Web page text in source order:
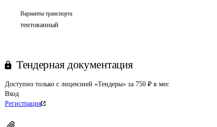
Варианты транспорта
тентованный
Тендерная документация
Доступно только с лицензией «Тендеры» за 750 ₽ в мес
Вход
Регистрация